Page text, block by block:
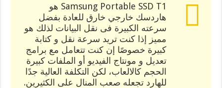
Samsung Portable SSD T1 هو
هاردسك خارجي خارق للعادة بفضل
سرعته الكبيرة فى نقل البيانات لذلك هو
مميز إذا كنت تريد سرعة نقل و كتابة
كبيرة خصوصًا إن كنت تتعامل مع برامج
تعديل و مونتاج الفيديو أو الملفات كبيرة
الحجم كالالعاب، لكن التكلفة العالية جدًا
للهارد تجعله صعب المنال على الكثيرين.